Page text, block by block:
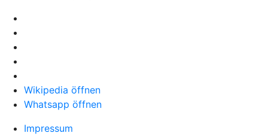
Wikipedia öffnen
Whatsapp öffnen
Impressum